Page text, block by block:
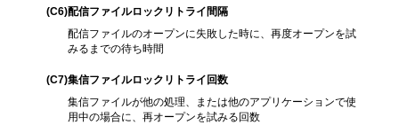
(C6)配信ファイルロックリトライ間隔
配信ファイルのオープンに失敗した時に、再度オープンを試
みるまでの待ち時間
(C7)集信ファイルロックリトライ回数
集信ファイルが他の処理、または他のアプリケーションで使
用中の場合に、再オープンを試みる回数